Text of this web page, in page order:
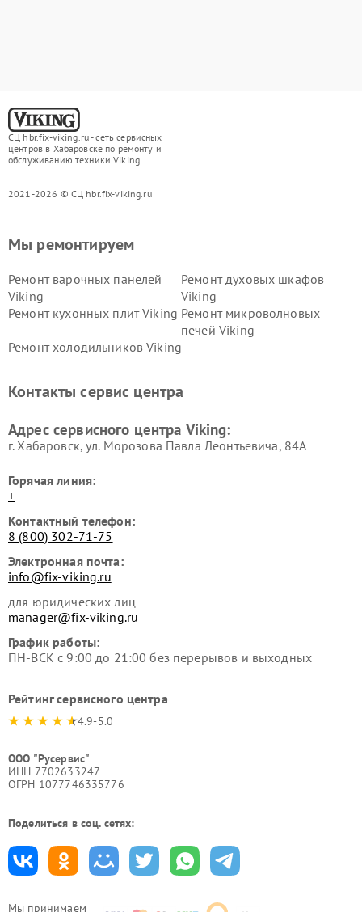
СЦ hbr.fix-viking.ru - сеть сервисных
центров в Хабаровске по ремонту и
обслуживанию техники Viking
2021-2026 © СЦ hbr.fix-viking.ru
Мы принимаем
Мы ремонтируем
Ремонт варочных панелей
Viking
Ремонт духовых шкафов
Viking
Ремонт кухонных плит Viking Ремонт микроволновых
печей Viking
Ремонт холодильников Viking
Контакты сервис центра
Адрес сервисного центра Viking:
г. Хабаровск, ул. Морозова Павла Леонтьевича, 84А
Горячая линия:
+
Контактный телефон:
8 (800) 302-71-75
Электронная почта:
info@fix-viking.ru
для юридических лиц
manager@fix-viking.ru
График работы:
ПН-ВСК с 9:00 до 21:00 без перерывов и выходных
Рейтинг сервисного центра
4.9-5.0
ООО "Русервис"
ИНН 7702633247
ОГРН 1077746335776
Поделиться в соц. сетях: